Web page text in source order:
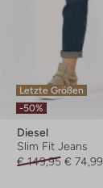
Letzte Größen
-50%
Diesel
Slim Fit Jeans
€ 149,95 € 74,99